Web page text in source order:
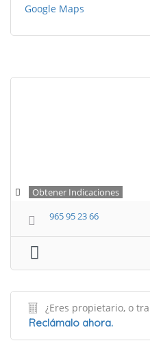
Google Maps
Obtener Indicaciones
965 95 23 66
¿Eres propietario, o
Reclámalo ahora.